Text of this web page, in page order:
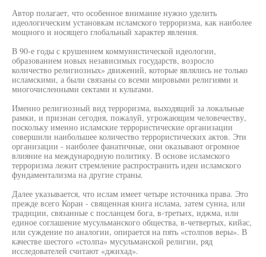
Автор полагает, что особенное внимание нужно уделить
идеологическим установкам исламского терроризма, как наиболее
мощного и носящего глобальный характер явления.
В 90-е годы с крушением коммунистической идеологии,
образованием новых независимых государств, возросло
количество религиозных» движений, которые являлись не только
исламскими, а были связаны со всеми мировыми религиями и
многочисленными сектами и культами.
Именно религиозный вид терроризма, выходящий за локальные
рамки, и признан сегодня, пожалуй, угрожающим человечеству,
поскольку именно исламские террористические организации
совершили наибольшее количество террористических актов. Эти
организации - наиболее фанатичные, они оказывают огромное
влияние на международную политику. В основе исламского
терроризма лежит стремление распространить идеи исламского
фундаментализма на другие страны.
Далее указывается, что ислам имеет четыре источника права. Это
прежде всего Коран - священная книга ислама, затем сунна, или
традиции, связанные с посланцем бога, в-третьих, иджма, или
единое соглашение мусульманского общества, в-четвертых, кийас,
или суждение по аналогии, опирается на пять «столпов веры». В
качестве шестого «столпа» мусульманской религии, ряд
исследователей считают «джихад».